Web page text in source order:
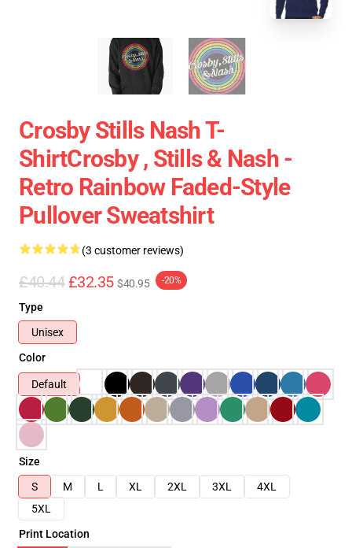
Crosby Stills Nash T-
ShirtCrosby , Stills & Nash -
Retro Rainbow Faded-Style
Pullover Sweatshirt
(3 customer reviews)
£40.44 £32.35 $40.95 -20%
Type
Unisex
Color
Default
Size
S
M L XL 2XL 3XL
4XL
5XL
Print Location